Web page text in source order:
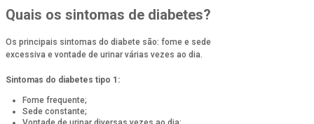
Quais os sintomas de diabetes?
Os principais sintomas do diabete são: fome e sede
excessiva e vontade de urinar várias vezes ao dia.
Sintomas do diabetes tipo 1:
Fome frequente;
Sede constante;